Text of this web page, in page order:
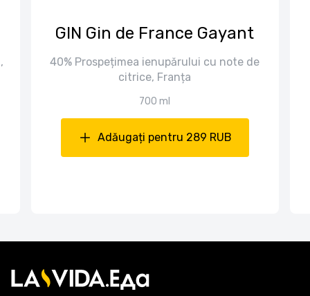
GIN Gin de France Gayant
40% Prospețimea ienupărului cu note de
citrice, Franța
700 ml
Adăugați pentru 289 RUB